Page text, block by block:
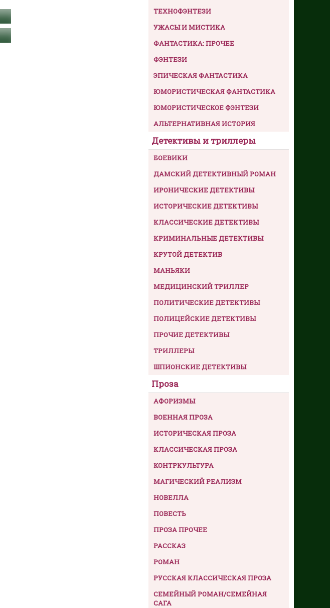
ТЕХНОФЭНТЕЗИ
УЖАСЫ И МИСТИКА
ФАНТАСТИКА: ПРОЧЕЕ
ФЭНТЕЗИ
ЭПИЧЕСКАЯ ФАНТАСТИКА
ЮМОРИСТИЧЕСКАЯ ФАНТАСТИКА
ЮМОРИСТИЧЕСКОЕ ФЭНТЕЗИ
АЛЬТЕРНАТИВНАЯ ИСТОРИЯ
Детективы и триллеры
БОЕВИКИ
ДАМСКИЙ ДЕТЕКТИВНЫЙ РОМАН
ИРОНИЧЕСКИЕ ДЕТЕКТИВЫ
ИСТОРИЧЕСКИЕ ДЕТЕКТИВЫ
КЛАССИЧЕСКИЕ ДЕТЕКТИВЫ
КРИМИНАЛЬНЫЕ ДЕТЕКТИВЫ
КРУТОЙ ДЕТЕКТИВ
МАНЬЯКИ
МЕДИЦИНСКИЙ ТРИЛЛЕР
ПОЛИТИЧЕСКИЕ ДЕТЕКТИВЫ
ПОЛИЦЕЙСКИЕ ДЕТЕКТИВЫ
ПРОЧИЕ ДЕТЕКТИВЫ
ТРИЛЛЕРЫ
ШПИОНСКИЕ ДЕТЕКТИВЫ
Проза
АФОРИЗМЫ
ВОЕННАЯ ПРОЗА
ИСТОРИЧЕСКАЯ ПРОЗА
КЛАССИЧЕСКАЯ ПРОЗА
КОНТРКУЛЬТУРА
МАГИЧЕСКИЙ РЕАЛИЗМ
НОВЕЛЛА
ПОВЕСТЬ
ПРОЗА ПРОЧЕЕ
РАССКАЗ
РОМАН
РУССКАЯ КЛАССИЧЕСКАЯ ПРОЗА
СЕМЕЙНЫЙ РОМАН/СЕМЕЙНАЯ
САГА